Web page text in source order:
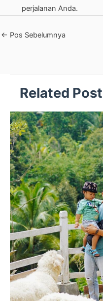
perjalanan Anda.
← Pos Sebelumnya
Related